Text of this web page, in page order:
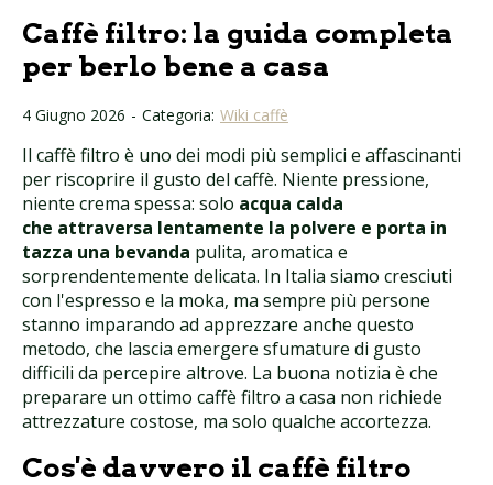
Caffè filtro: la guida completa
per berlo bene a casa
4 Giugno 2026 - Categoria: Wiki caffè
Il caffè filtro è uno dei modi più semplici e affascinanti
per riscoprire il gusto del caffè. Niente pressione,
niente crema spessa: solo acqua calda
che attraversa lentamente la polvere e porta in
tazza una bevanda pulita, aromatica e
sorprendentemente delicata. In Italia siamo cresciuti
con l'espresso e la moka, ma sempre più persone
stanno imparando ad apprezzare anche questo
metodo, che lascia emergere sfumature di gusto
difficili da percepire altrove. La buona notizia è che
preparare un ottimo caffè filtro a casa non richiede
attrezzature costose, ma solo qualche accortezza.
Cos'è davvero il caffè filtro